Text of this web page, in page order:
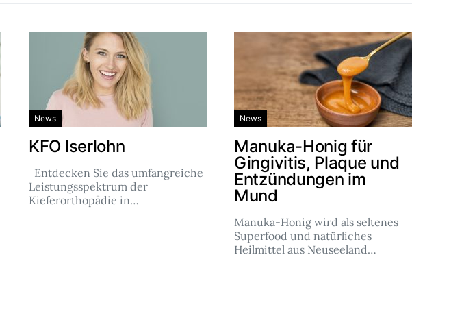
News
KFO Iserlohn
Entdecken Sie das umfangreiche
Leistungsspektrum der
Kieferorthopädie in…
News
Manuka-Honig für
Gingivitis, Plaque und
Entzündungen im
Mund
Manuka-Honig wird als seltenes
Superfood und natürliches
Heilmittel aus Neuseeland…